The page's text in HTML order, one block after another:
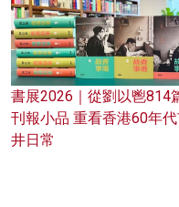
書展2026｜從劉以鬯814
刊報小品 重看香港60年
井日常